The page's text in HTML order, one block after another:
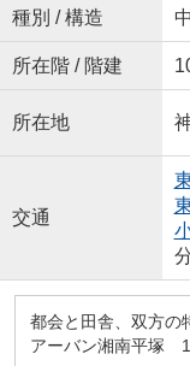
種別 / 構造
所在階 / 階建
所在地
交通
都会と田舎、双方の
アーバン湘南平塚